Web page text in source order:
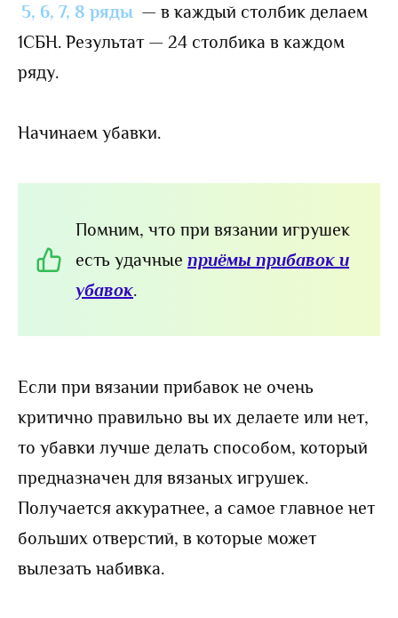
5, 6, 7, 8 ряды — в каждый столбик делаем
1СБН. Результат — 24 столбика в каждом
ряду.
Начинаем убавки.
Помним, что при вязании игрушек
есть удачные приёмы прибавок и
убавок.
Если при вязании прибавок не очень
критично правильно вы их делаете или нет,
то убавки лучше делать способом, который
предназначен для вязаных игрушек.
Получается аккуратнее, а самое главное нет
больших отверстий, в которые может
вылезать набивка.